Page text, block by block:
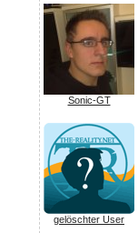
Sonic-GT
gelöschter User